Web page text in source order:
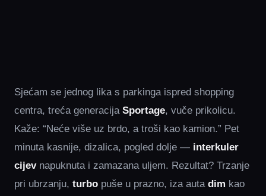
Sjećam se jednog lika s parkinga ispred shopping
centra, treća generacija Sportage, vuče prikolicu.
Kaže: “Neće više uz brdo, a troši kao kamion.” Pet
minuta kasnije, dizalica, pogled dolje — interkuler
cijevnapuknuta i zamazana uljem. Rezultat? Trzanje
pri ubrzanju, turbo puše u prazno, iza auta dim kao